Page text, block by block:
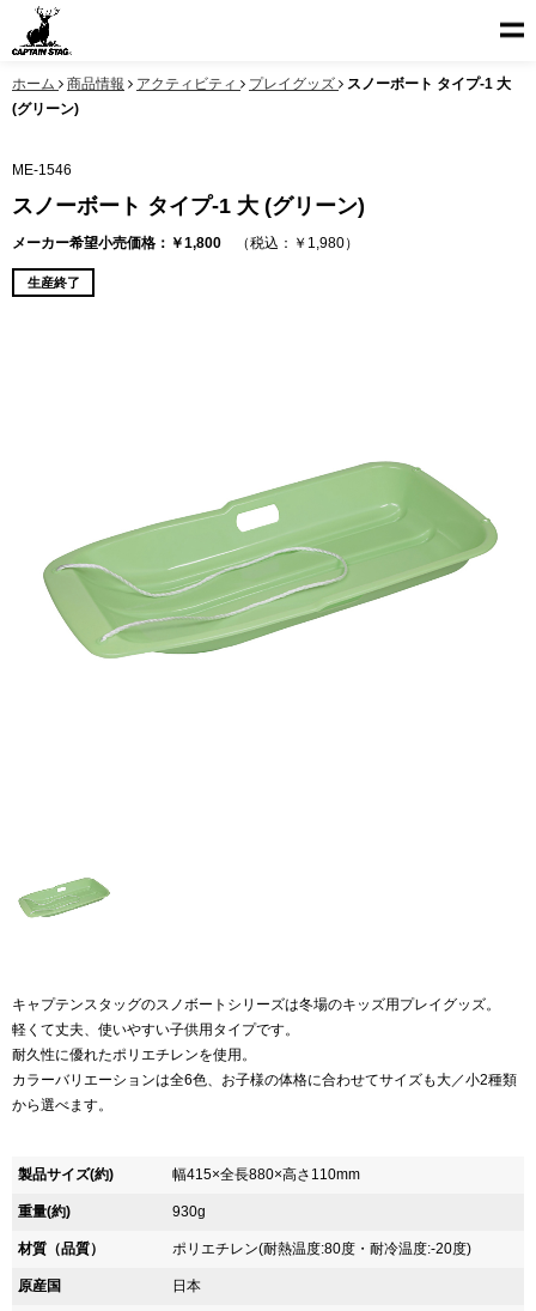
ホーム 商品情報 アクティビティ プレイグッズ
スノーボート タイプ-1 大
(グリーン)
ME-1546
スノーボート タイプ-1 大 (グリーン)
メーカー希望小売価格：￥1,800 （税込：￥1,980）
生産終了
キャプテンスタッグのスノボートシリーズは冬場のキッズ用プレイグッズ。
軽くて丈夫、使いやすい子供用タイプです。
耐久性に優れたポリエチレンを使用。
カラーバリエーションは全6色、お子様の体格に合わせてサイズも大／小2種類
から選べます。
製品サイズ(約) 幅415×全長880×高さ110mm
重量(約) 930g
材質（品質） ポリエチレン(耐熱温度:80度・耐冷温度:-20度)
原産国 日本